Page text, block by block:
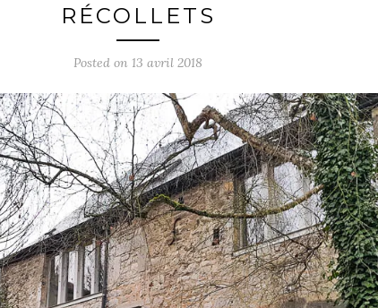
RÉCOLLETS
Posted on 13 avril 2018